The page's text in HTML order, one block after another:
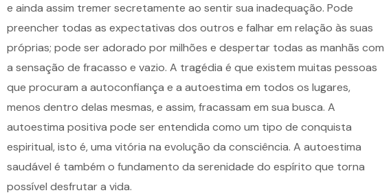
e ainda assim tremer secretamente ao sentir sua inadequação. Pode
preencher todas as expectativas dos outros e falhar em relação às suas
próprias; pode ser adorado por milhões e despertar todas as manhãs com
a sensação de fracasso e vazio. A tragédia é que existem muitas pessoas
que procuram a autoconfiança e a autoestima em todos os lugares,
menos dentro delas mesmas, e assim, fracassam em sua busca. A
autoestima positiva pode ser entendida como um tipo de conquista
espiritual, isto é, uma vitória na evolução da consciência. A autoestima
saudável é também o fundamento da serenidade do espírito que torna
possível desfrutar a vida.